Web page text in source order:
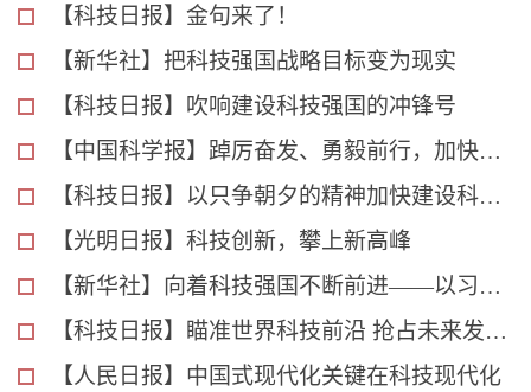
【科技日报】金句来了！
【新华社】把科技强国战略目标变为现实
【科技日报】吹响建设科技强国的冲锋号
【中国科学报】踔厉奋发、勇毅前行，加快实现高水平科技自立自强
【科技日报】以只争朝夕的精神加快建设科技强国
【光明日报】科技创新，攀上新高峰
【新华社】向着科技强国不断前进——以习近平同志为核心的党中央引领科技创新发展纪实
【科技日报】瞄准世界科技前沿 抢占未来发展先机
【人民日报】中国式现代化关键在科技现代化